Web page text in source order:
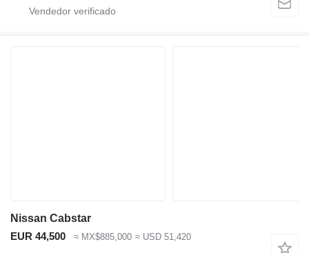
Nissan Cabstar
EUR 44,500
≈ MX$885,000 ≈ USD 51,420